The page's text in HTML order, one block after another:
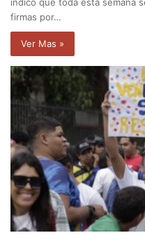
indicó que toda esta semana
firmas por…
Ver Mas »